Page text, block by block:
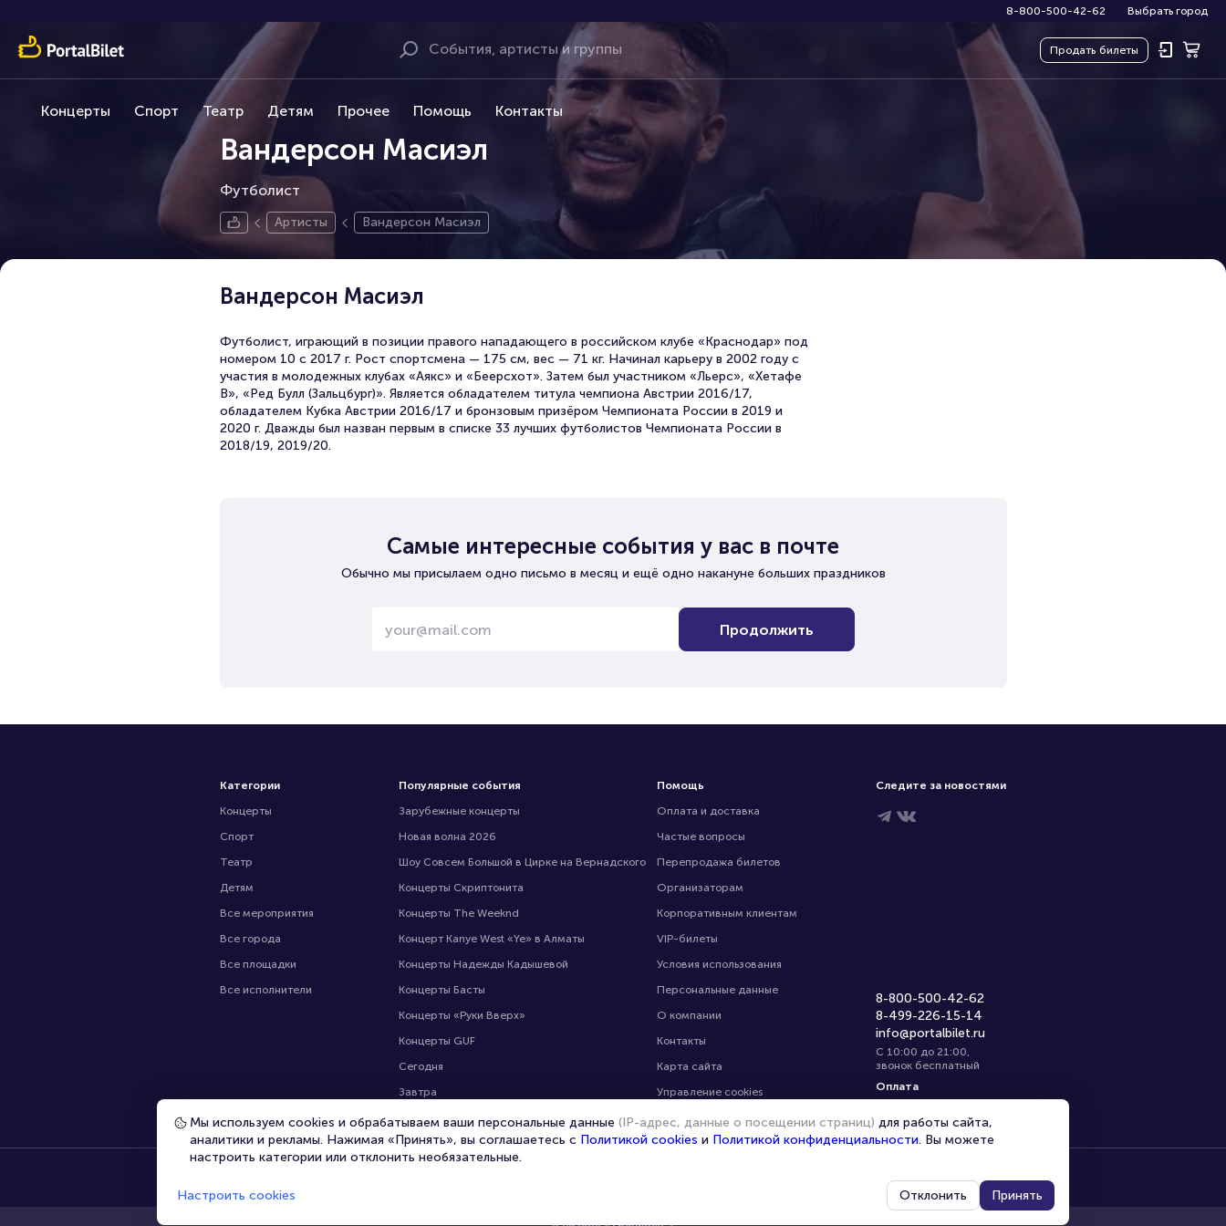
8-800-500-42-62 Выбрать город
Продать билеты
Концерты Спорт Театр Детям Прочее Помощь Контакты
Вандерсон Масиэл
Футболист
Артисты Вандерсон Масиэл
Вандерсон Масиэл
Футболист, играющий в позиции правого нападающего в российском клубе «Краснодар» под
номером 10 с 2017 г. Рост спортсмена — 175 см, вес — 71 кг. Начинал карьеру в 2002 году с
участия в молодежных клубах «Аякс» и «Беерсхот». Затем был участником «Льерс», «Хетафе
В», «Ред Булл (Зальцбург)». Является обладателем титула чемпиона Австрии 2016/17,
обладателем Кубка Австрии 2016/17 и бронзовым призёром Чемпионата России в 2019 и
2020 г. Дважды был назван первым в списке 33 лучших футболистов Чемпионата России в
2018/19, 2019/20.
Самые интересные события у вас в почте
Обычно мы присылаем одно письмо в месяц и ещё одно накануне больших праздников
Продолжить
Категории
Концерты
Спорт
Театр
Детям
Все мероприятия
Все города
Все площадки
Все исполнители
Популярные события
Зарубежные концерты
Новая волна 2026
Шоу Совсем Большой в Цирке на Вернадского
Концерты Скриптонита
Концерты The Weeknd
Концерт Kanye West «Ye» в Алматы
Концерты Надежды Кадышевой
Концерты Басты
Концерты «Руки Вверх»
Концерты GUF
Сегодня
Завтра
В выходные
Помощь
Оплата и доставка
Частые вопросы
Перепродажа билетов
Организаторам
Корпоративным клиентам
VIP-билеты
Условия использования
Персональные данные
О компании
Контакты
Карта сайта
Управление cookies
Следите за новостями
8-800-500-42-62
8-499-226-15-14
info@portalbilet.ru
С 10:00 до 21:00,
звонок бесплатный
Оплата
В начало страницы
Мы используем cookies и обрабатываем ваши персональные данные (IP-адрес, данные о посещении страниц) для работы сайта,
аналитики и рекламы. Нажимая «Принять», вы соглашаетесь с Политикой cookies и Политикой конфиденциальности. Вы можете
настроить категории или отклонить необязательные.
Настроить cookies Отклонить Принять